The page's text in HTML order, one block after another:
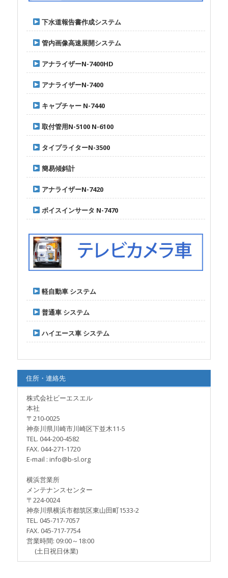
下水道報告書作成システム
管内画像高速展開システム
アナライザーN-7400HD
アナライザーN-7400
キャプチャー N-7440
取付管用N-5100 N-6100
タイプライターN-3500
簡易傾斜計
アナライザーN-7420
ボイスインサータ N-7470
軽自動車 システム
普通車 システム
ハイエース車 システム
住所・連絡先
株式会社ビーエスエル
本社
〒210‐0025
神奈川県川崎市川崎区下並木11-5
TEL. 044-200-4582
FAX. 044-271-1720
E-mail : info@b-sl.org
横浜営業所
メンテナンスセンター
〒224-0024
神奈川県横浜市都筑区東山田町1533-2
TEL. 045-717-7057
FAX. 045-717-7754
営業時間: 09:00～18:00
(土日祝日休業)